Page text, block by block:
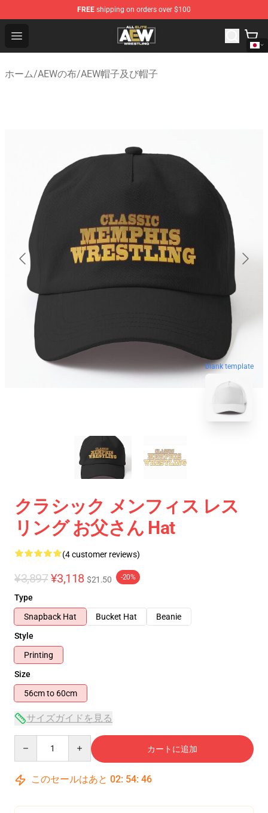
FREE shipping on orders over $100
Open menu
Aew Shop ⚡️ Official Aew Merchandise Store
ホーム/AEWの布/AEW帽子及び帽子
blank template
クラシック メンフィス レス
リング お父さん Hat
(4 customer reviews)
¥3,897 ¥3,118 $21.50 -20%
Type
Snapback Hat
Bucket Hat
Beanie
Style
Printing
Size
56cm to 60cm
サイズガイドを見る
カートに追加
このセールはあと 02: 54: 46